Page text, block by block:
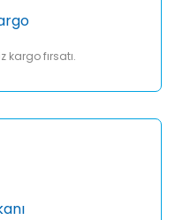
kargo fırsatı.